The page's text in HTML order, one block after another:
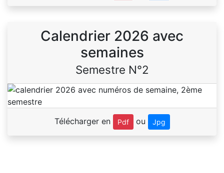
Calendrier 2026 avec
semaines
Semestre N°2
Télécharger en Pdf ou Jpg